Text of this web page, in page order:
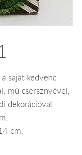
saját kedvenc
mű csersznyével,
dekorációval.
cm.